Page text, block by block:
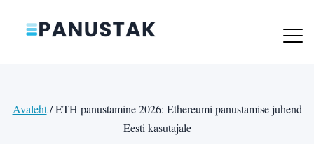
Avaleht/ ETH panustamine 2026: Ethereumi panustamise juhend
Eesti kasutajale